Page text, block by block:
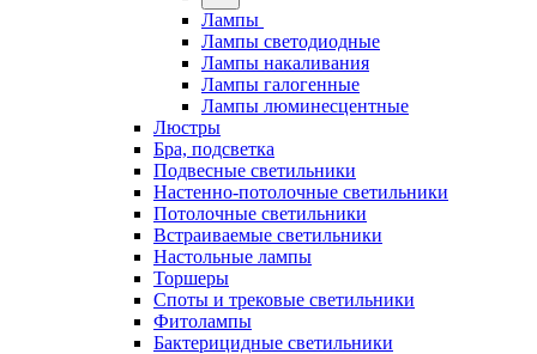
Лампы
Лампы светодиодные
Лампы накаливания
Лампы галогенные
Лампы люминесцентные
Люстры
Бра, подсветка
Подвесные светильники
Настенно-потолочные светильники
Потолочные светильники
Встраиваемые светильники
Настольные лампы
Торшеры
Споты и трековые светильники
Фитолампы
Бактерицидные светильники